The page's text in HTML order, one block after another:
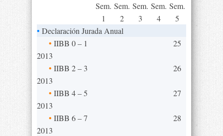
Sem.
1
Sem.
2
Sem.
3
Sem.
4
Sem.
5
• Declaración Jurada Anual
• IIBB 0 – 1
2013
25
• IIBB 2 – 3
2013
26
• IIBB 4 – 5
2013
27
• IIBB 6 – 7
2013
28